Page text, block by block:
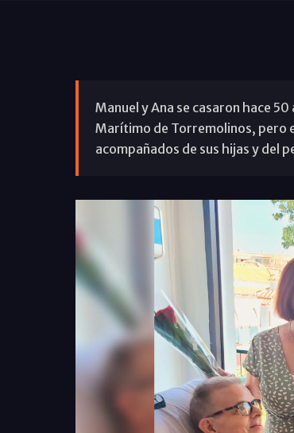
Manuel y Ana se casaron hace
Marítimo de Torremolinos, pero
acompañados de sus hijas y del